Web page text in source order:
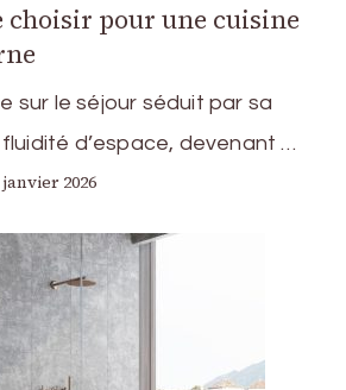
choisir pour une cuisine
sur le séjour séduit par sa
d’espace, devenant …
janvier 2026